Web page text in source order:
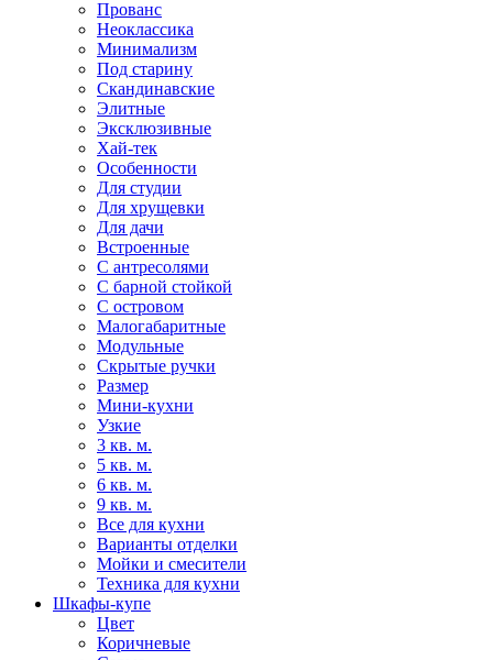
Прованс
Неоклассика
Минимализм
Под старину
Скандинавские
Элитные
Эксклюзивные
Хай-тек
Особенности
Для студии
Для хрущевки
Для дачи
Встроенные
С антресолями
С барной стойкой
С островом
Малогабаритные
Модульные
Скрытые ручки
Размер
Мини-кухни
Узкие
3 кв. м.
5 кв. м.
6 кв. м.
9 кв. м.
Все для кухни
Варианты отделки
Мойки и смесители
Техника для кухни
Шкафы-купе
Цвет
Коричневые